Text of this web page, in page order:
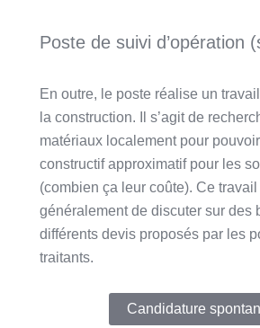
Poste de suivi d’opération
En outre, le poste réalise un
la construction. Il s’agit de
matériaux localement pour
constructif approximatif pour les
(combien ça leur coûte). Ce
généralement de discuter sur des
différents devis proposés par les
traitants.
Candidature